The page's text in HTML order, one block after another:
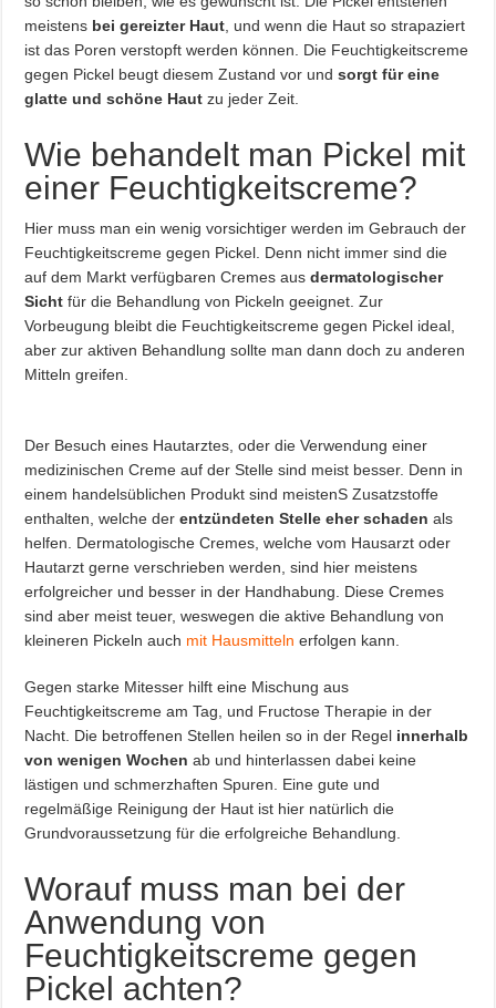
meistens bei gereizter Haut , und wenn die Haut so strapaziert
ist das Poren verstopft werden können. Die Feuchtigkeitscreme
gegen Pickel beugt diesem Zustand vor undsorgt für eine
glatte und schöne Haut zu jeder Zeit.
Wie behandelt man Pickel mit
einer Feuchtigkeitscreme?
Hier muss man ein wenig vorsichtiger werden im Gebrauch der
Feuchtigkeitscreme gegen Pickel. Denn nicht immer sind die
auf dem Markt verfügbaren Cremes ausdermatologischer
Sicht für die Behandlung von Pickeln geeignet. Zur
Vorbeugung bleibt die Feuchtigkeitscreme gegen Pickel ideal,
aber zur aktiven Behandlung sollte man dann doch zu anderen
Mitteln greifen.
Der Besuch eines Hautarztes, oder die Verwendung einer
medizinischen Creme auf der Stelle sind meist besser. Denn in
einem handelsüblichen Produkt sind meistenS Zusatzstoffe
enthalten, welche derentzündeten Stelle eher schaden als
helfen. Dermatologische Cremes, welche vom Hausarzt oder
Hautarzt gerne verschrieben werden, sind hier meistens
erfolgreicher und besser in der Handhabung. Diese Cremes
sind aber meist teuer, weswegen die aktive Behandlung von
kleineren Pickeln auch mit Hausmitteln erfolgen kann.
Gegen starke Mitesser hilft eine Mischung aus
Feuchtigkeitscreme am Tag, und Fructose Therapie in der
Nacht. Die betroffenen Stellen heilen so in der Regel innerhalb
von wenigen Wochen ab und hinterlassen dabei keine
lästigen und schmerzhaften Spuren. Eine gute und
regelmäßige Reinigung der Haut ist hier natürlich die
Grundvoraussetzung für die erfolgreiche Behandlung.
Worauf muss man bei der
Anwendung von
Feuchtigkeitscreme gegen
Pickel achten?